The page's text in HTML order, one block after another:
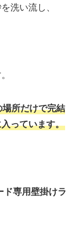
洗い流し、
所だけで完結
っています。
ド専用壁掛けラ